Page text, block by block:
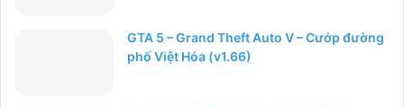
GTA 5 – Grand Theft Auto V – Cướp đường
phố Việt Hóa (v1.66)